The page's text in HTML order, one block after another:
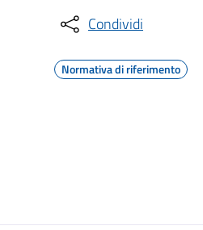
Condividi
Normativa di riferimento